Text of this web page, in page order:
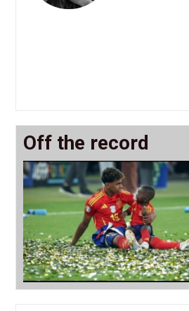
Off the record